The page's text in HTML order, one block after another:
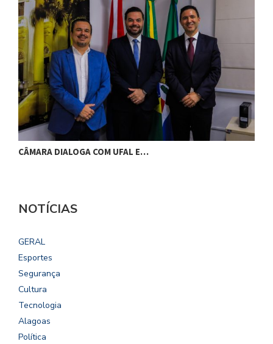
CÂMARA DIALOGA COM UFAL E…
NOTÍCIAS
GERAL
Esportes
Segurança
Cultura
Tecnologia
Alagoas
Política